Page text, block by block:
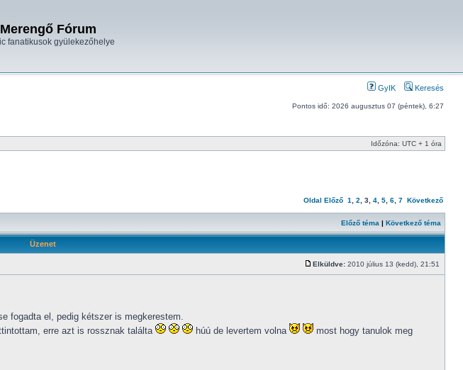
Merengő Fórum
fanatikusok gyülekezőhelye
GyIK Keresés
Pontos idő: 2026 augusztus 07 (péntek), 6:27
Időzóna: UTC + 1 óra
Oldal Előző 1 2 3 4 5 6 7 Következő
Előző téma | Következő téma
Üzenet
Elküldve: 2010 július 13 (kedd), 21:51
fogadta el, pedig kétszer is megkerestem.
erre azt is rossznak találta
húú de levertem volna
most hogy tanulok meg